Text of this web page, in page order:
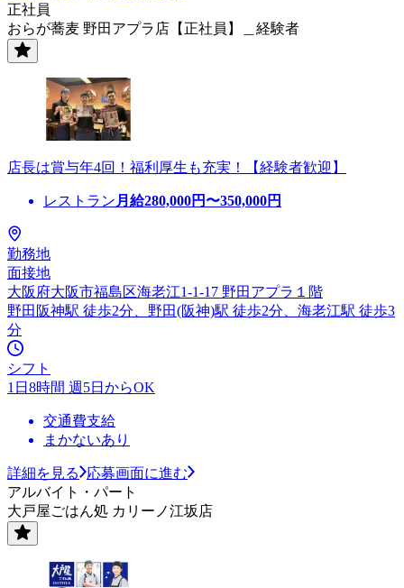
正社員
おらが蕎麦 野田アプラ店【正社員】＿経験者
店長は賞与年4回！福利厚生も充実！【経験者歓迎】
レストラン 月給280,000円〜350,000円
勤務地
面接地
大阪府大阪市福島区海老江1-1-17 野田アプラ１階
野田阪神駅 徒歩2分、野田(阪神)駅 徒歩2分、海老江駅 徒歩3
分
シフト
1日8時間 週5日からOK
交通費支給
まかないあり
詳細を見る
応募画面に進む
アルバイト・パート
大戸屋ごはん処 カリーノ江坂店